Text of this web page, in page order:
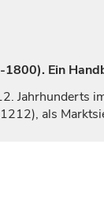
Ein
Jahrhunderts
als